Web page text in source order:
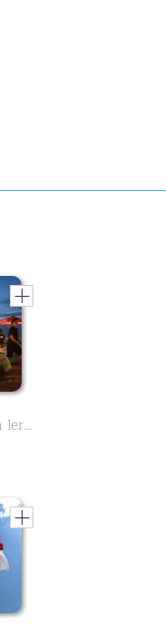
In dieser Lektion lernen Sie allgemeine Informationen über Bali. Die indonesische Insel ist das perfekte Urlaubsziel. Traumstrände und historische Tempel warten auf Sie